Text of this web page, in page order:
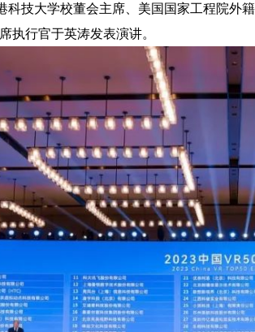
技大学校董会主席、美国国家工程院
执行官于英涛发表演讲。